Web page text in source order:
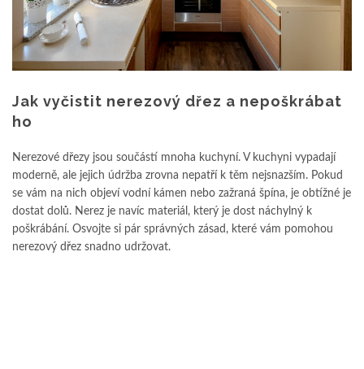
Jak vyčistit nerezový dřez a nepoškrábat
ho
Nerezové dřezy jsou součástí mnoha kuchyní. V kuchyni vypadají
moderně, ale jejich údržba zrovna nepatří k těm nejsnazším. Pokud
se vám na nich objeví vodní kámen nebo zažraná špína, je obtížné je
dostat dolů. Nerez je navíc materiál, který je dost náchylný k
poškrábání. Osvojte si pár správných zásad, které vám pomohou
nerezový dřez snadno udržovat.